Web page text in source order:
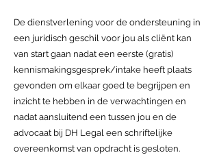
De dienstverlening voor de ondersteuning in
een juridisch geschil voor jou als cliënt kan
van start gaan nadat een eerste (gratis)
kennismakingsgesprek/intake heeft plaats
gevonden om elkaar goed te begrijpen en
inzicht te hebben in de verwachtingen en
nadat aansluitend een tussen jou en de
advocaat bij DH Legal een schriftelijke
overeenkomst van opdracht is gesloten.